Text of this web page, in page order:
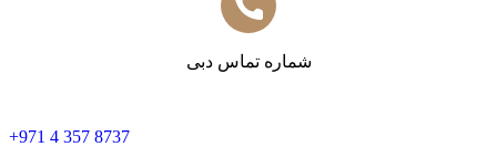
شماره تماس دبی
+971 4 357 8737